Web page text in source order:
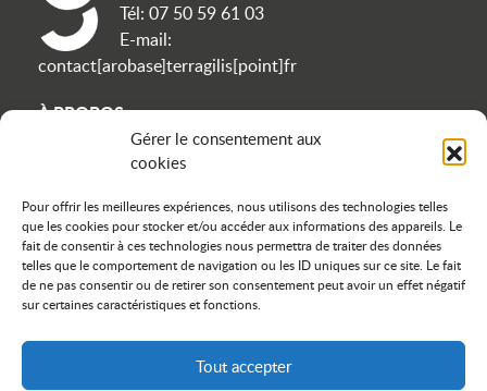
Gérer le consentement aux
cookies
Pour offrir les meilleures expériences, nous utilisons des technologies telles
que les cookies pour stocker et/ou accéder aux informations des appareils. Le
fait de consentir à ces technologies nous permettra de traiter des données
telles que le comportement de navigation ou les ID uniques sur ce site. Le fait
de ne pas consentir ou de retirer son consentement peut avoir un effet négatif
sur certaines caractéristiques et fonctions.
Tout accepter
Tél: 07 50 59 61 03
E-mail:
contact[arobase]terragilis[point]fr
À PROPOS
Mentions légales
Plan du site
Cookies
NOUS SUIVRE